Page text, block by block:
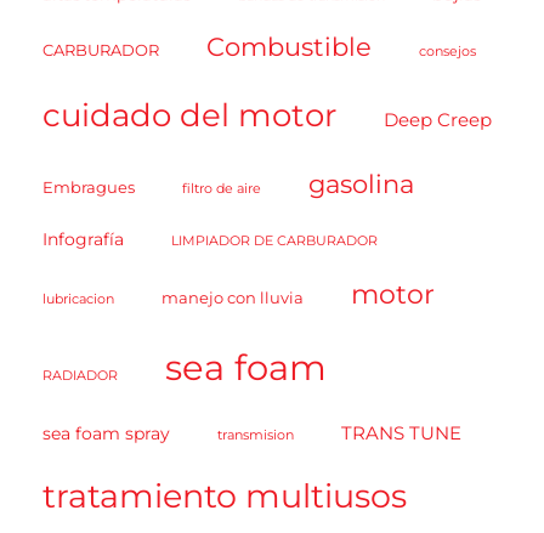
CARBURADOR Combustible consejos
cuidado del motor Deep Creep
Embragues filtro de aire gasolina
Infografía LIMPIADOR DE CARBURADOR
lubricacion manejo con lluvia motor
RADIADOR sea foam
sea foam spray transmision TRANS TUNE
tratamiento multiusos